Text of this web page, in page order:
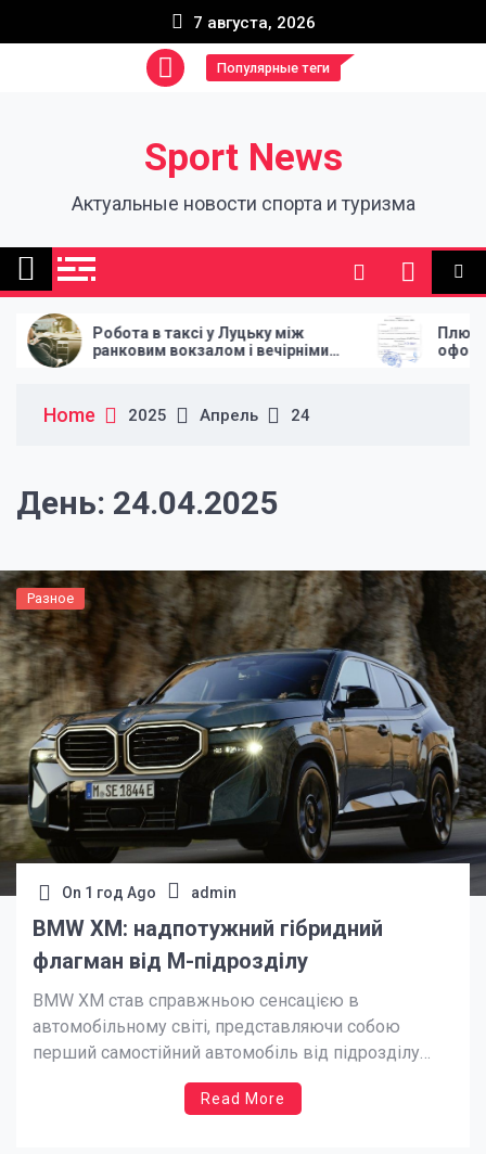
7 августа, 2026
Популярные теги
Sport News
Актуальные новости спорта и туризма
Робота в таксі у Луцьку між
ранковим вокзалом і вечірніми
поверненнями
Плюсы
Home 2025 Апрель 24
День: 24.04.2025
Разное
On 1 год Ago admin
BMW XM: надпотужний гібридний
флагман від M-підрозділу
BMW XM став справжньою сенсацією в
автомобільному світі, представляючи собою
перший самостійний автомобіль від підрозділу
BMW M з моменту легендарного BMW M1 1978
року. BMW XM поєднує в собі потужність, розкіш та
Read More